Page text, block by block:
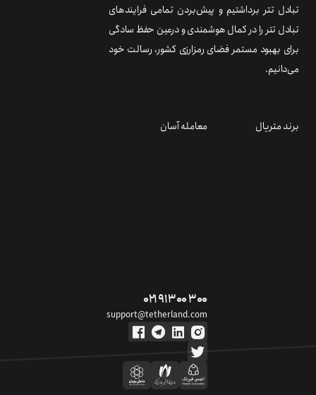
تبادل تتر برداشتیم و پیش‌بردن تمامی فرایندهای
تبادل تتر را در کمال هوشمندی و درعین حفظ سادگی
برای بهبود مستمر فضای رمزارزی کشور، رسالت خود
می‌دانیم.
برند متریال معامله آسان
۰۲۱ ۹۱ ۳۰۰ ۳۰۰
support@tetherland.com